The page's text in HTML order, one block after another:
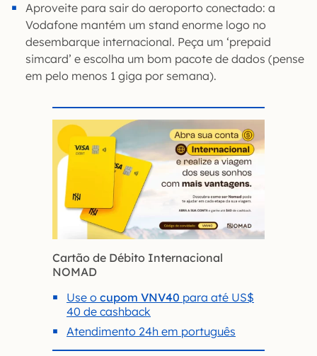
Aproveite para sair do aeroporto conectado: a
Vodafone mantém um stand enorme logo no
desembarque internacional. Peça um ‘prepaid
simcard’ e escolha um bom pacote de dados (pense
em pelo menos 1 giga por semana).
Cartão de Débito Internacional
NOMAD
Use o cupom VNV40 para até US$
40 de cashback
Atendimento 24h em português